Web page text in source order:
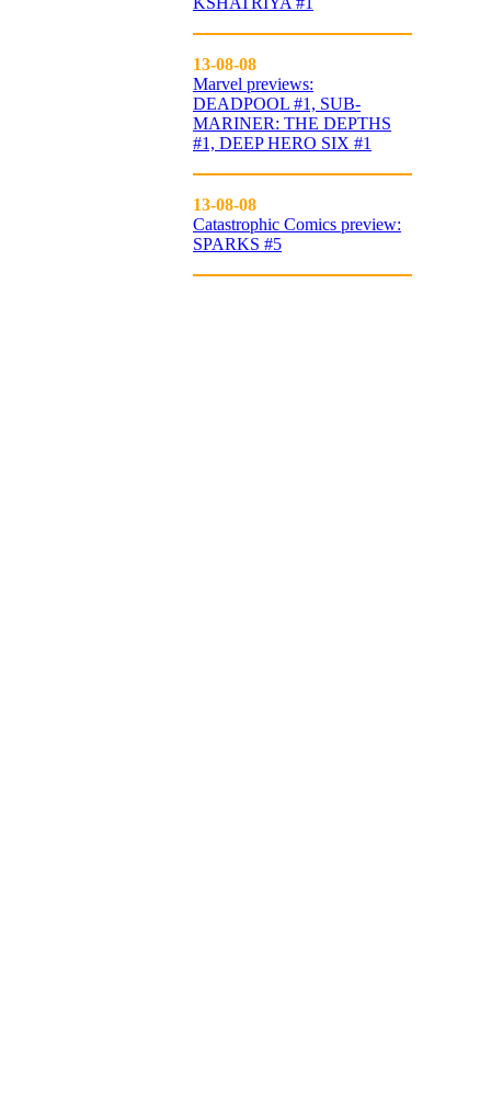
13-08-08
Marvel previews:
DEADPOOL #1, SUB-
MARINER: THE DEPTHS
#1, DEEP HERO SIX #1
13-08-08
Catastrophic Comics preview:
SPARKS #5